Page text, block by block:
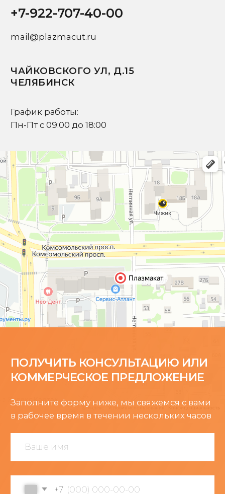
Согласие на обработку персональных данных